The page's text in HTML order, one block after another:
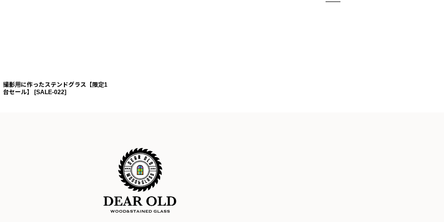
撮影用に作ったステンドグラス【限定1
台セール】
[SALE-022]